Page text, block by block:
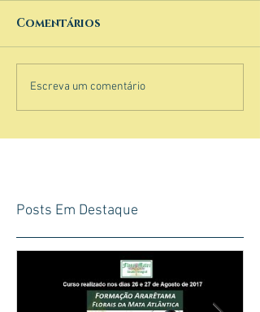
Comentários
Escreva um comentário
Posts Em Destaque